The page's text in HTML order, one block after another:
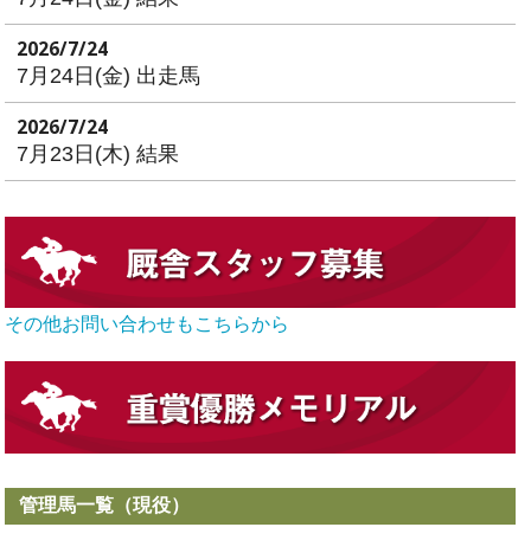
2026/7/24
7月24日(金) 出走馬
2026/7/24
7月23日(木) 結果
その他お問い合わせもこちらから
管理馬一覧（現役）